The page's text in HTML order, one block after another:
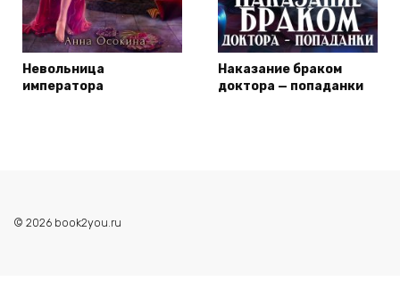
Невольница
императора
Наказание браком
доктора — попаданки
© 2026 book2you.ru